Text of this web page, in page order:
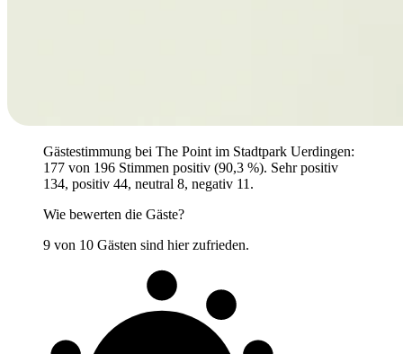
Gästestimmung bei The Point im Stadtpark Uerdingen:
177 von 196 Stimmen positiv (90,3 %). Sehr positiv
134, positiv 44, neutral 8, negativ 11.
Wie bewerten die Gäste?
9 von 10 Gästen sind hier zufrieden.